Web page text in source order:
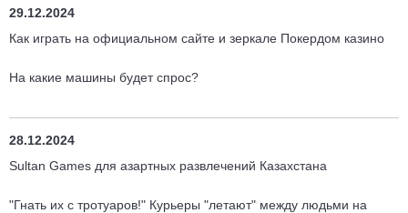
29.12.2024
Как играть на официальном сайте и зеркале Покердом казино
На какие машины будет спрос?
28.12.2024
Sultan Games для азартных развлечений Казахстана
"Гнать их с тротуаров!" Курьеры "летают" между людьми на